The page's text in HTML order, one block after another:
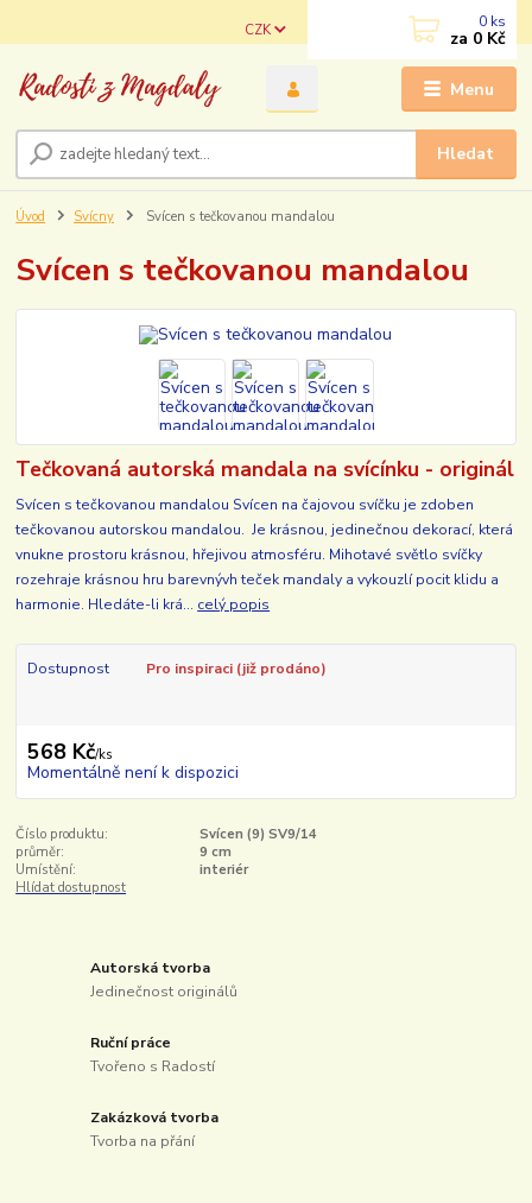
Menu
CZK
Hledat
0 ks
za 0 Kč
Úvod Svícny Svícen s tečkovanou mandalou
Svícen s tečkovanou mandalou
Tečkovaná autorská mandala na svícínku - originál
Svícen s tečkovanou mandalou Svícen na čajovou svíčku je zdoben
tečkovanou autorskou mandalou. Je krásnou, jedinečnou dekorací, která
vnukne prostoru krásnou, hřejivou atmosféru. Mihotavé světlo svíčky
rozehraje krásnou hru barevnývh teček mandaly a vykouzlí pocit klidu a
harmonie. Hledáte-li krá... celý popis
Dostupnost Pro inspiraci (již prodáno)
568 Kč/ks
Momentálně není k dispozici
Číslo produktu:
Svícen (9) SV9/14
průměr:
9 cm
Umístění:
interiér
Hlídat dostupnost
Autorská tvorba
Jedinečnost originálů
Ruční práce
Tvořeno s Radostí
Zakázková tvorba
Tvorba na přání